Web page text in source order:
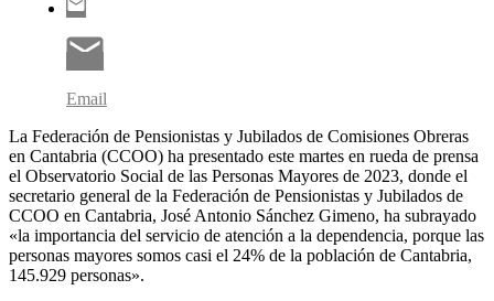
Email
La Federación de Pensionistas y Jubilados de Comisiones Obreras
en Cantabria (CCOO) ha presentado este martes en rueda de prensa
el Observatorio Social de las Personas Mayores de 2023, donde el
secretario general de la Federación de Pensionistas y Jubilados de
CCOO en Cantabria, José Antonio Sánchez Gimeno, ha subrayado
«la importancia del servicio de atención a la dependencia, porque las
personas mayores somos casi el 24% de la población de Cantabria,
145.929 personas».